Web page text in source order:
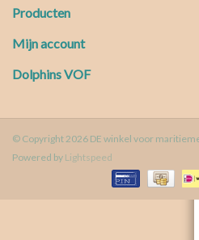
Producten
Mijn account
Dolphins VOF
© Copyright 2026 DE winkel voor
Powered by Lightspeed